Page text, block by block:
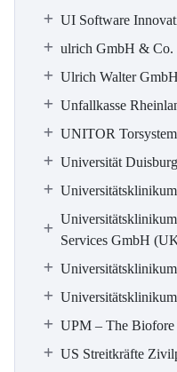
UI Software
ulrich GmbH & Co.
Ulrich Walter GmbH
Unfallkasse
UNITOR
Universität
Services GmbH
UPM – The Biofore
US Streitkräfte